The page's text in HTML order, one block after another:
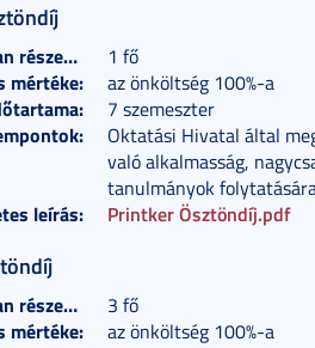
Támogatásban részesülők száma: 1 fő
mértéke: az önköltség 100%-a
7 szemeszter
Oktatási Hivatal által
való alkalmasság,
tanulmányok
leírás: Printker Ösztöndíj.pdf
Támogatásban részesülők száma: 3 fő
mértéke: az önköltség 100%-a